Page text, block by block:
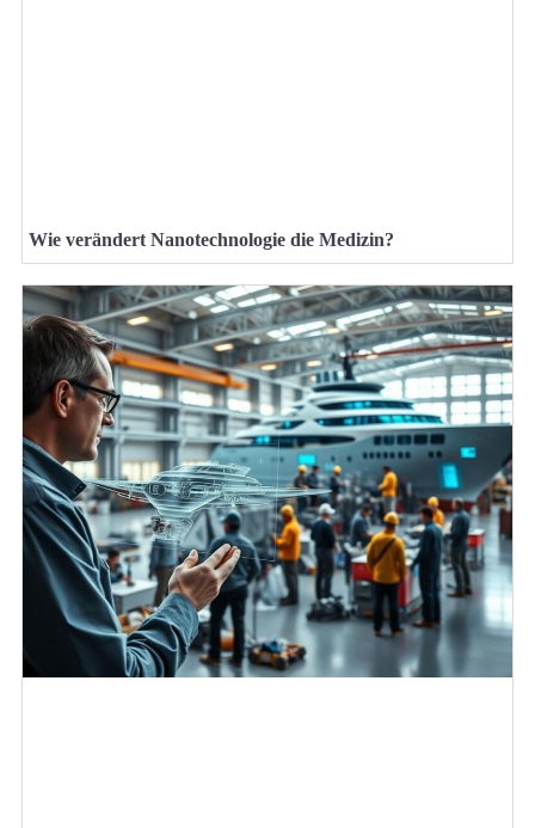
Wie verändert Nanotechnologie die Medizin?